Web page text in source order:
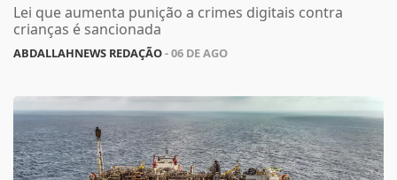
Lei que aumenta punição a crimes digitais contra
crianças é sancionada
ABDALLAHNEWS REDAÇÃO- 06 DE AGO